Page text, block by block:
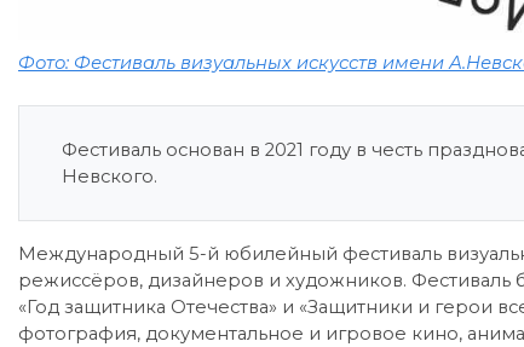
Фото: Фестиваль визуальных искусств имени
Фестиваль основан в 2021 году в честь
Невского.
Международный 5-й юбилейный фестиваль
режиссёров, дизайнеров и художников. Фестиваль
«Год защитника Отечества» и «Защитники и герои
фотография, документальное и игровое кино,